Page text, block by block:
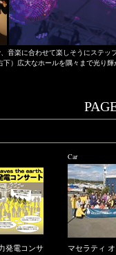
音楽に合わせて楽しそうにステッ
）広大なホールを隅々まで光り
発電コンサ
Car
マセラティ